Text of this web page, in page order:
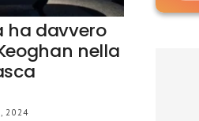
ha davvero
nella
2024